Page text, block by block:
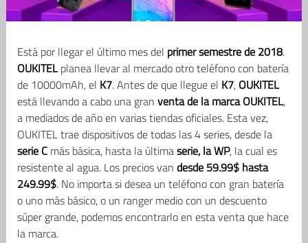
Está por llegar el último mes del primer semestre de 2018.
OUKITELplanea llevar al mercado otro teléfono con batería
de 10000mAh, el K7. Antes de que llegue el K7, OUKITEL
está llevando a cabo una gran venta de la marca OUKITEL,
a mediados de año en varias tiendas oficiales. Esta vez,
OUKITEL trae dispositivos de todas las 4 series, desde la
serie Cmás básica, hasta la últimaserie, la WP, la cual es
resistente al agua. Los precios van desde 59.99$ hasta
249.99$. No importa si desea un teléfono con gran batería
o uno más básico, o un ranger medio con un descuento
súper grande, podemos encontrarlo en esta venta que hace
la marca.